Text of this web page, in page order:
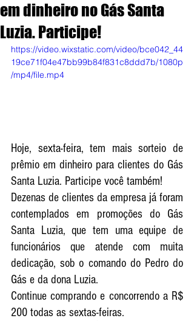
em dinheiro no Gás Santa
Luzia. Participe!
https://video.wixstatic.com/video/bce042_44
19ce71f04e47bb99b84f831c8ddd7b/1080p
/mp4/file.mp4
Hoje, sexta-feira, tem mais sorteio de
prêmio em dinheiro para clientes do Gás
Santa Luzia. Participe você também!
Dezenas de clientes da empresa já foram
contemplados em promoções do Gás
Santa Luzia, que tem uma equipe de
funcionários que atende com muita
dedicação, sob o comando do Pedro do
Gás e da dona Luzia.
Continue comprando e concorrendo a R$
200 todas as sextas-feiras.